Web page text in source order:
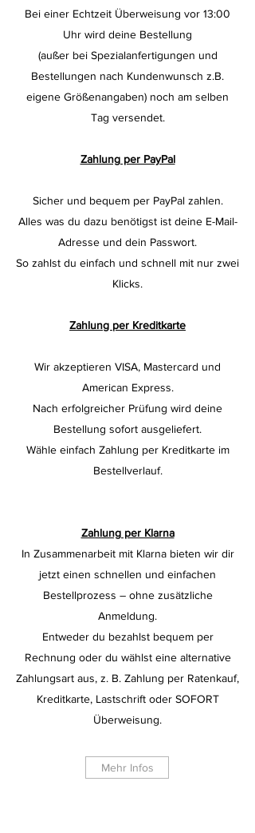
Bei einer Echtzeit Überweisung vor 13:00
Uhr wird deine Bestellung
(außer bei Spezialanfertigungen und
Bestellungen nach Kundenwunsch z.B.
eigene Größenangaben) noch am selben
Tag versendet.
Zahlung per PayPal
Sicher und bequem per PayPal zahlen.
Alles was du dazu benötigst ist deine E-Mail-
Adresse und dein Passwort.
So zahlst du einfach und schnell mit nur zwei
Klicks.
Zahlung per Kreditkarte
Wir akzeptieren VISA, Mastercard und
American Express.
Nach erfolgreicher Prüfung wird deine
Bestellung sofort ausgeliefert.
Wähle einfach Zahlung per Kreditkarte im
Bestellverlauf.
Zahlung per Klarna
In Zusammenarbeit mit Klarna bieten wir dir
jetzt einen schnellen und einfachen
Bestellprozess – ohne zusätzliche
Anmeldung.
Entweder du bezahlst bequem per
Rechnung oder du wählst eine alternative
Zahlungsart aus, z. B. Zahlung per Ratenkauf,
Kreditkarte, Lastschrift oder SOFORT
Überweisung.
Mehr Infos